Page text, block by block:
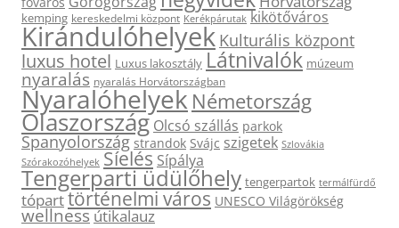
kemping kereskedelmi központ Kerékpárutak kikötőváros
Kirándulóhelyek Kulturális központ
luxus hotel Luxus lakosztály Látnivalók múzeum
nyaralás nyaralás Horvátországban
Nyaralóhelyek Németország
Olaszország Olcsó szállás parkok
Spanyolország strandok Svájc szigetek Szlovákia
Szórakozóhelyek Síelés Sípálya
Tengerparti üdülőhely tengerpartok termálfürdő
tóparttörténelmi város UNESCO Világörökség
wellnessútikalauz